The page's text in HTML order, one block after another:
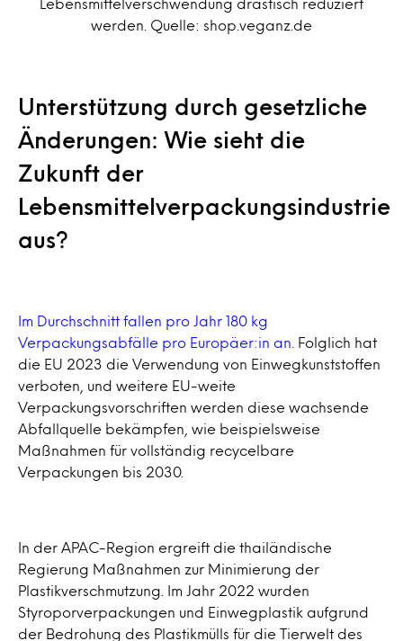
Lebensmittelverschwendung drastisch reduziert
werden. Quelle: shop.veganz.de
Unterstützung durch gesetzliche
Änderungen: Wie sieht die
Zukunft der
Lebensmittelverpackungsindustrie
aus?
Im Durchschnitt fallen pro Jahr 180 kg
Verpackungsabfälle pro Europäer:in an . Folglich hat
die EU 2023 die Verwendung von Einwegkunststoffen
verboten, und weitere EU-weite
Verpackungsvorschriften werden diese wachsende
Abfallquelle bekämpfen, wie beispielsweise
Maßnahmen für vollständig recycelbare
Verpackungen bis 2030.
In der APAC-Region ergreift die thailändische
Regierung Maßnahmen zur Minimierung der
Plastikverschmutzung. Im Jahr 2022 wurden
Styroporverpackungen und Einwegplastik aufgrund
der Bedrohung des Plastikmülls für die Tierwelt des